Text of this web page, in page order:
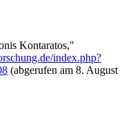
Kontaratos,"
index.php?
(abgerufen am 8. August